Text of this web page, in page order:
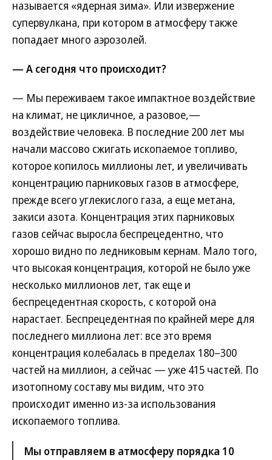
называется «ядерная зима». Или извержение
супервулкана, при котором в атмосферу также
попадает много аэрозолей.
— А сегодня что происходит?
— Мы переживаем такое импактное воздействие
на климат, не цикличное, а разовое,—
воздействие человека. В последние 200 лет мы
начали массово сжигать ископаемое топливо,
которое копилось миллионы лет, и увеличивать
концентрацию парниковых газов в атмосфере,
прежде всего углекислого газа, а еще метана,
закиси азота. Концентрация этих парниковых
газов сейчас выросла беспрецедентно, что
хорошо видно по ледниковым кернам. Мало того,
что высокая концентрация, которой не было уже
несколько миллионов лет, так еще и
беспрецедентная скорость, с которой она
нарастает. Беспрецедентная по крайней мере для
последнего миллиона лет: все это время
концентрация колебалась в пределах 180–300
частей на миллион, а сейчас — уже 415 частей. По
изотопному составу мы видим, что это
происходит именно из-за использования
ископаемого топлива.
Мы отправляем в атмосферу порядка 10